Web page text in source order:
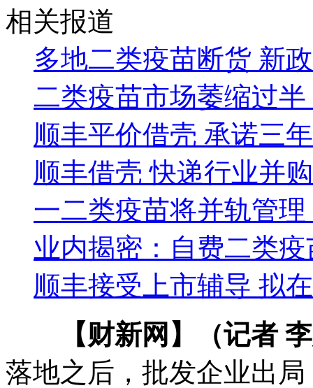
相关报道
多地二类疫苗断货 新
二类疫苗市场萎缩过
顺丰平价借壳 承诺三
顺丰借壳 快递行业并
一二类疫苗将并轨管
业内揭密：自费二类
顺丰接受上市辅导 拟
【财新网】（记者
落地之后，批发企业出